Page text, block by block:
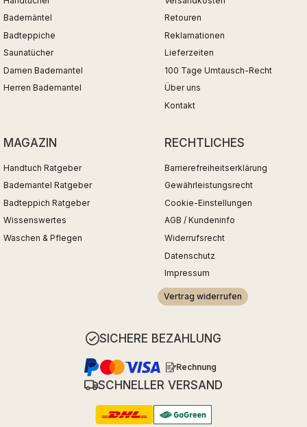
Bademäntel
Badteppiche
Saunatücher
Damen Bademantel
Herren Bademantel
Retouren
Reklamationen
Lieferzeiten
100 Tage Umtausch-Recht
Über uns
Kontakt
MAGAZIN
Handtuch Ratgeber
Bademantel Ratgeber
Badteppich Ratgeber
Wissenswertes
Waschen & Pflegen
RECHTLICHES
Barrierefreiheitserklärung
Gewährleistungsrecht
Cookie-Einstellungen
AGB / Kundeninfo
Widerrufsrecht
Datenschutz
Impressum
Vertrag widerrufen
SICHERE BEZAHLUNG
Rechnung
SCHNELLER VERSAND